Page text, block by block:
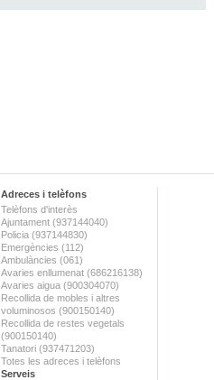
Adreces i telèfons
Telèfons d'interès
Ajuntament (937144040)
Policia (937144830)
Emergències (112)
Ambulàncies (061)
Avaries enllumenat (686216138)
Avaries aigua (900304070)
Recollida de mobles i altres
voluminosos (900150140)
Recollida de restes vegetals
(900150140)
Tanatori (937471203)
Totes les adreces i telèfons
Serveis